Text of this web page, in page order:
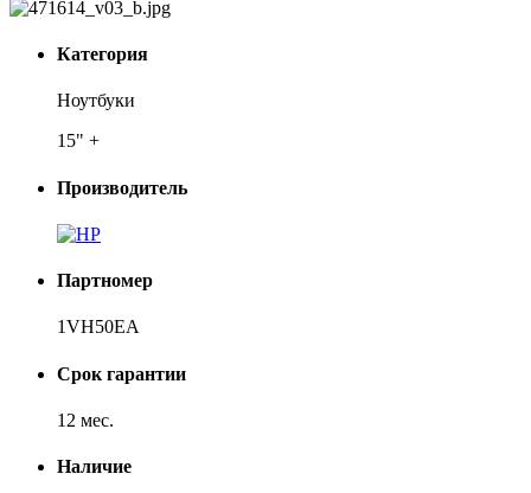
Категория
Ноутбуки
15" +
Производитель
Партномер
1VH50EA
Срок гарантии
12 мес.
Наличие